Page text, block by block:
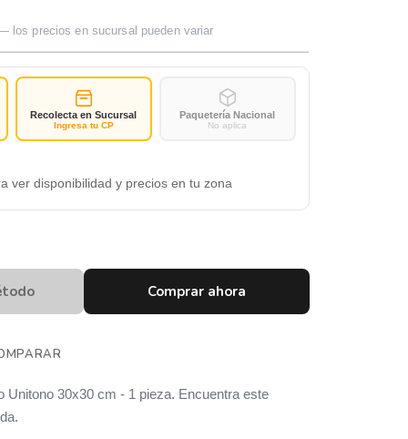
los precios en sucursal pueden variar
Recolecta en Sucursal
Ingresa tu CP
Paquetería Nacional
No aplica
ver disponibilidad y precios en tu zona
Comprar ahora
Unitono 30x30 cm - 1 pieza. Encuentra este